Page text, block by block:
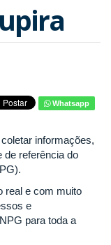
Whatsapp
informações,
de referência do
real e com muito
e
para toda a